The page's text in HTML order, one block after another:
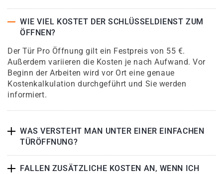
WIE VIEL KOSTET DER SCHLÜSSELDIENST ZUM
ÖFFNEN?
Der Tür Pro Öffnung gilt ein Festpreis von 55 €.
Außerdem variieren die Kosten je nach Aufwand. Vor
Beginn der Arbeiten wird vor Ort eine genaue
Kostenkalkulation durchgeführt und Sie werden
informiert.
WAS VERSTEHT MAN UNTER EINER EINFACHEN
TÜRÖFFNUNG?
FALLEN ZUSÄTZLICHE KOSTEN AN, WENN ICH